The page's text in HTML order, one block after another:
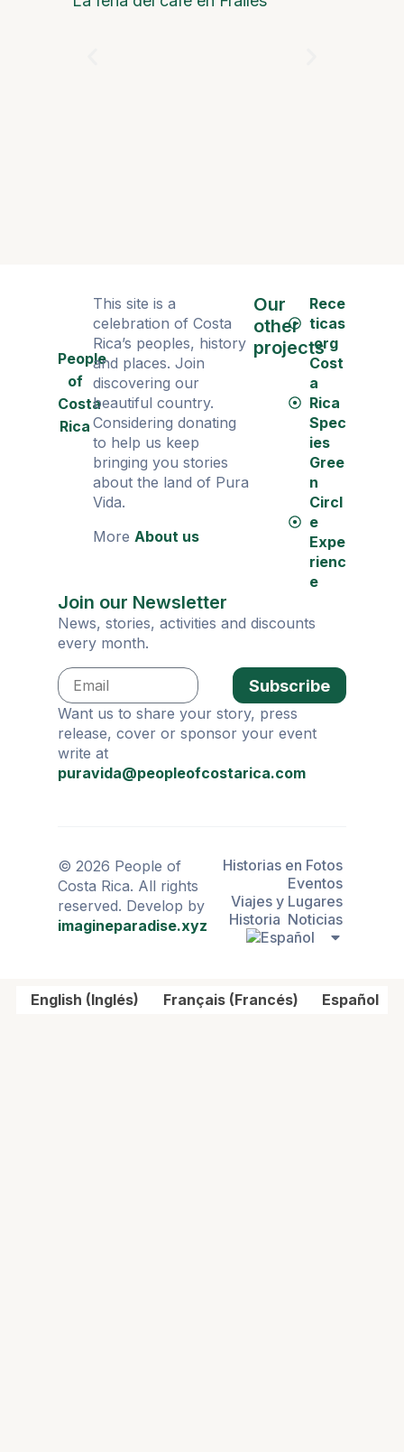
People
of
Costa
Rica
This site is a
celebration of Costa
Rica’s peoples, history
and places. Join
discovering our
beautiful country.
Considering donating
to help us keep
bringing you stories
about the land of Pura
Vida.
More About us
Our
other
projects
Rece
ticas
.org
Cost
a
Rica
Spec
ies
Gree
n
Circl
e
Expe
rienc
e
Join our Newsletter
News, stories, activities and discounts
every month.
Subscribe
Want us to share your story, press
release, cover or sponsor your event
write at
puravida@peopleofcostarica.com
© 2026 People of
Costa Rica. All rights
reserved. Develop by
imagineparadise.xyz
Historias en Fotos
Eventos
Viajes y Lugares
Historia Noticias
English (Inglés) Français(Francés) Español